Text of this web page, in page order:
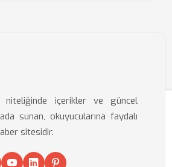
niteliğinde içerikler ve güncel
sunan, okuyucularına faydalı
sitesidir.